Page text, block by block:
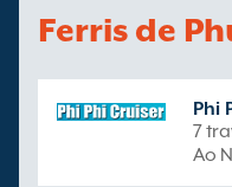
Ferris de
Phi
7
Ao